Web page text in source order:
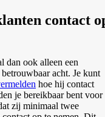
contact
dan ook alleen een
acht. Je kunt
hoe hij contact
je bereikbaar bent voor
zij minimaal twee